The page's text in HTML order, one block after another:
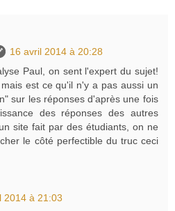
16 avril 2014 à 20:28
Paul, on sent l'expert du sujet!
est ce qu'il n'y a pas aussi un
sur les réponses d'après une fois
des réponses des autres
site fait par des étudiants, on ne
le côté perfectible du truc ceci
2014 à 21:03